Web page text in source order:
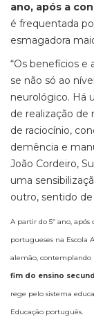
ano, após a
é frequentada
esmagadora
“Os benefícios
se não só ao
neurológico. Há
de realização
de raciocínio,
demência e
João Cordeiro,
uma
outro, sentido
A partir do 5º ano, após
portugueses na Escola
alemão, contemplando
fim do ensino
rege pelo sistema
Educação português.